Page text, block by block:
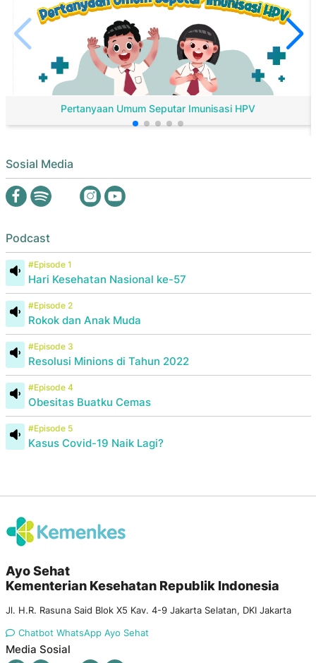
Pertanyaan Umum Seputar Imunisasi HPV
Sosial Media
Podcast
#Episode 1
Hari Kesehatan Nasional ke-57
#Episode 2
Rokok dan Anak Muda
#Episode 3
Resolusi Minions di Tahun 2022
#Episode 4
Obesitas Buatku Cemas
#Episode 5
Kasus Covid-19 Naik Lagi?
Ayo Sehat
Kementerian Kesehatan Republik Indonesia
Jl. H.R. Rasuna Said Blok X5 Kav. 4-9 Jakarta Selatan, DKI Jakarta
Chatbot WhatsApp Ayo Sehat
Media Sosial